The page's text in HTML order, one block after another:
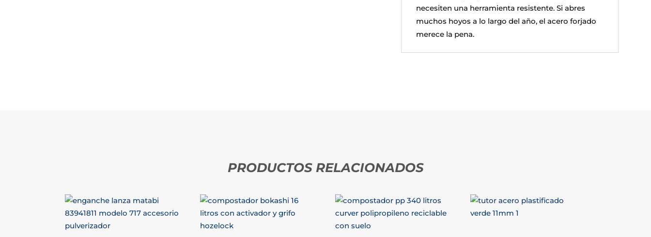
necesiten una herramienta resistente. Si abres
muchos hoyos a lo largo del año, el acero forjado
merece la pena.
PRODUCTOS RELACIONADOS